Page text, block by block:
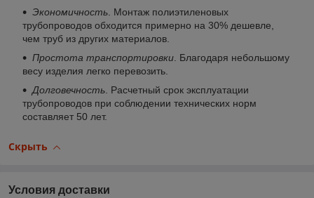
Экономичность. Монтаж полиэтиленовых
трубопроводов обходится примерно на 30% дешевле,
чем труб из других материалов.
Простота транспортировки. Благодаря небольшому
весу изделия легко перевозить.
Долговечность. Расчетный срок эксплуатации
трубопроводов при соблюдении технических норм
составляет 50 лет.
Скрыть
Условия доставки